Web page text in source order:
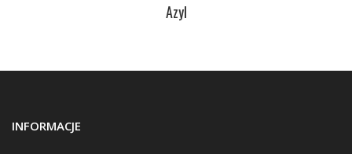
Azyl
INFORMACJE